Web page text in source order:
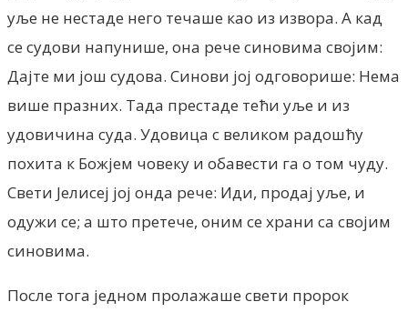
уље не нестаде него течаше као из извора. А кад
се судови напунише, она рече синовима својим:
Дајте ми још судова. Синови јој одговорише: Нема
више празних. Тада престаде тећи уље и из
удовичина суда. Удовица с великом радошћу
похита к Божјем човеку и обавести га о том чуду.
Свети Јелисеј јој онда рече: Иди, продај уље, и
одужи се; а што претече, оним се храни са својим
синовима.
После тога једном пролажаше свети пророк